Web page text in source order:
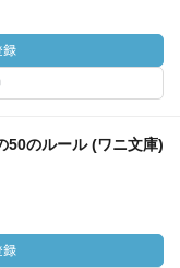
50のルール (ワニ文庫)